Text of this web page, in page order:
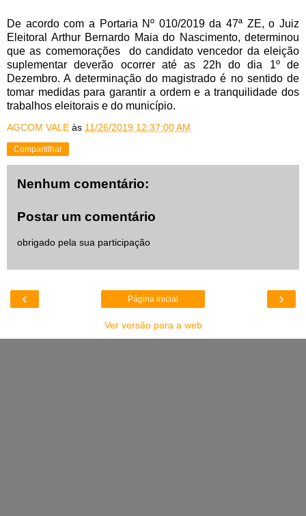
De acordo com a Portaria Nº 010/2019 da 47ª ZE, o Juiz
Eleitoral Arthur Bernardo Maia do Nascimento, determinou
que as comemorações do candidato vencedor da eleição
suplementar deverão ocorrer até as 22h do dia 1º de
Dezembro. A determinação do magistrado é no sentido de
tomar medidas para garantir a ordem e a tranquilidade dos
trabalhos eleitorais e do município.
AGCOM VALE às 11/26/2019 12:37:00 AM
Compartilhar
Nenhum comentário:
Postar um comentário
obrigado pela sua participação
‹ ›
Página inicial
Ver versão para a web